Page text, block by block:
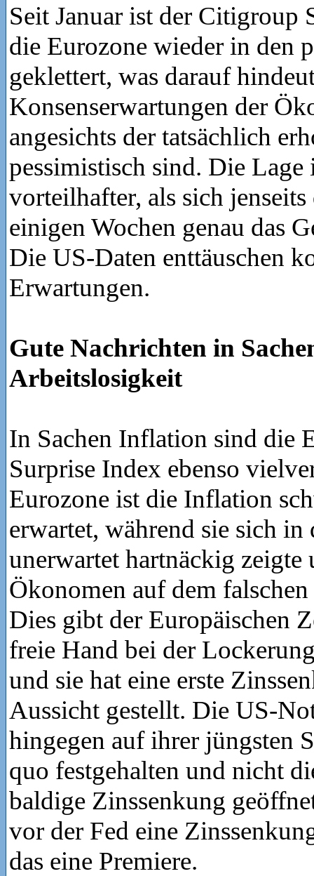
Seit Januar ist der Citigroup
die Eurozone wieder in den
geklettert, was darauf
Konsenserwartungen der
angesichts der tatsächlich
pessimistisch sind. Die Lage
vorteilhafter, als sich
einigen Wochen genau das
Die US-Daten enttäuschen
Erwartungen.
Gute Nachrichten in
Arbeitslosigkeit
In Sachen Inflation sind die
Surprise Index ebenso
Eurozone ist die Inflation
erwartet, während sie sich in
unerwartet hartnäckig zeigte
Ökonomen auf dem
Dies gibt der Europäischen
freie Hand bei der
und sie hat eine erste
Aussicht gestellt. Die US-
hingegen auf ihrer jüngsten
quo festgehalten und nicht
baldige Zinssenkung
vor der Fed eine
das eine Premiere.